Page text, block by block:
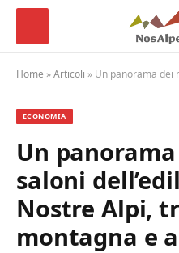
Home »Articoli » Un panorama dei molti saloni
ECONOMIA
Un
saloni
Nostre Alpi,
montagna e